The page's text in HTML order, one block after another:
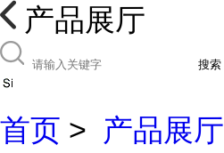
产品展厅
搜索
首页 > 产品展厅